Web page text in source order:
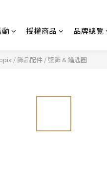
授權商品 品牌總覽
/ 飾品配件 / 墜飾 & 鑰匙圈